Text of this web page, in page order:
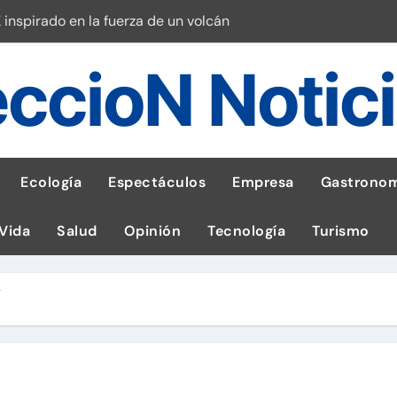
en la fuerza de un volcán
impulsa la salud materna
por ignorar distancias de seguridad
al Perú en Toulouse Lautrec
en cáncer a nivel nacional
¡Descarga la app de Meridianbet y gana una jugada gratis
Ecología Espectáculos Empresa
Salud Opinión Tecnología Turismo